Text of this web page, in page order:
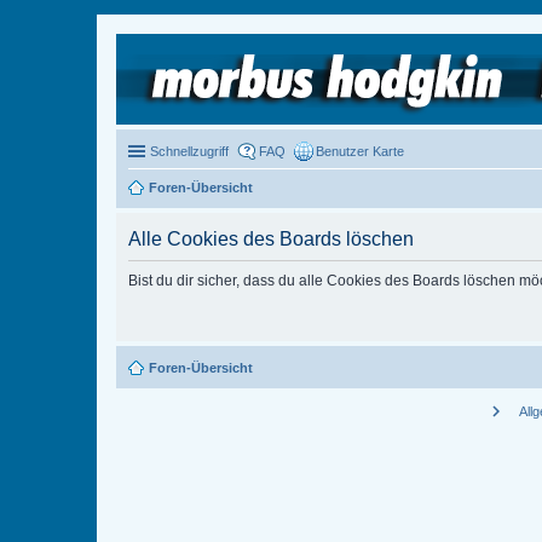
Schnellzugriff FAQ Benutzer Karte
Foren-Übersicht
Alle Cookies des Boards löschen
Bist du dir sicher, dass du alle Cookies des Boards löschen
Foren-Übersicht
chevron_right